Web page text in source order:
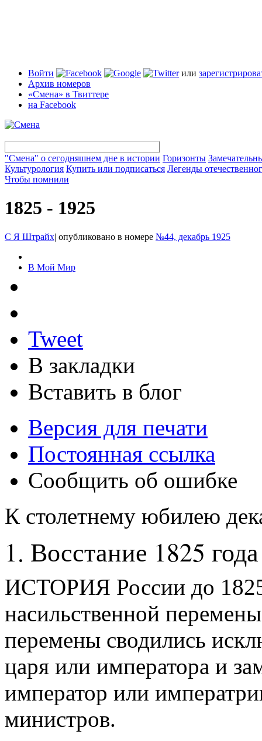
Войти или
Архив номеров
«Смена» в Твиттере
на Facebook
"Смена" о сегодняшнем дне в истории Горизонты
Культурология Купить или подписаться Легенды
Чтобы помнили
1825 - 1925
С Я Штрайх| опубликовано в номере №44, декабрь 1925
В Мой Мир
Tweet
В закладки
Вставить в блог
Версия для печати
Постоянная ссылка
Сообщить об ошибке
К столетнему юбилею
1. Восстание 1825 года
ИСТОРИЯ России до 1825
насильственной
перемены сводились
царя или императора и
император или
министров.